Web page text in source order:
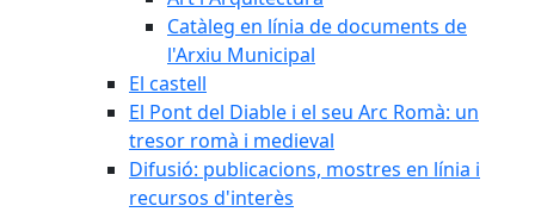
Catàleg en línia de documents de
l'Arxiu Municipal
El castell
El Pont del Diable i el seu Arc Romà: un
tresor romà i medieval
Difusió: publicacions, mostres en línia i
recursos d'interès